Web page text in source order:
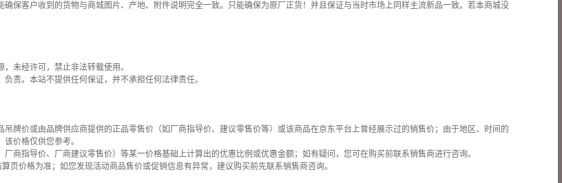
保客户收到的货物与商城图片、产地、附件说明完全一致。只能确保为原厂正货！并且保证与当时市场上同样主流新品一致。若本商城没
未经许可，禁止非法转载使用。
责。本站不提供任何保证，并不承担任何法律责任。
牌价或由品牌供应商提供的正品零售价（如厂商指导价、建议零售价等）或该商品在京东平台上曾经展示过的销售价；由于地区、时间的
价格仅供您参考。
商指导价、厂商建议零售价）等某一价格基础上计算出的优惠比例或优惠金额；如有疑问，您可在购买前联系销售商进行咨询。
页价格为准；如您发现活动商品售价或促销信息有异常，建议购买前先联系销售商咨询。